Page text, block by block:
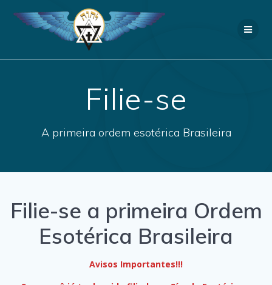
to
content
Filie-se
A primeira ordem esotérica Brasileira
Filie-se a primeira Ordem
Esotérica Brasileira
Avisos Importantes!!!